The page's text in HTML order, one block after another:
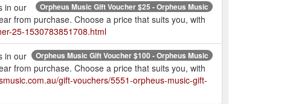
Orpheus Music Gift Voucher $25 - Orpheus Music
in our
from purchase. Choose a price that suits you, with
25-1530783851708.html
Orpheus Music Gift Voucher $100 - Orpheus Music
in our
from purchase. Choose a price that suits you, with
gift-vouchers/5551-orpheus-music-gift-